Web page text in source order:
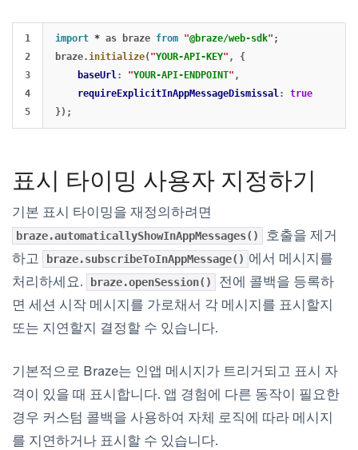
1
2
3
4
import * as braze from "@braze/web-sdk" ;
braze. initialize("YOUR-API-KEY" ,
{
baseUrl : "YOUR-API-ENDPOINT" ,
requireExplicitInAppMessageDismissal :
true
});
표시 타이밍 사용자 지정하기
기본 표시 타이밍을 재정의하려면
braze.automaticallyShowInAppMessages()
호출을 제거
하고
braze.subscribeToInAppMessage() 에서 메시지를
처리하세요.
braze.openSession()
전에 콜백을 등록하
면 세션 시작 메시지를 가로채서 각 메시지를 표시할지
또는 지연할지 결정할 수 있습니다.
기본적으로 Braze는 인앱 메시지가 트리거되고 표시 자
격이 있을 때 표시합니다. 앱 경험에 다른 동작이 필요한
경우 커스텀 콜백을 사용하여 자체 로직에 따라 메시지
를 지연하거나 표시할 수 있습니다.